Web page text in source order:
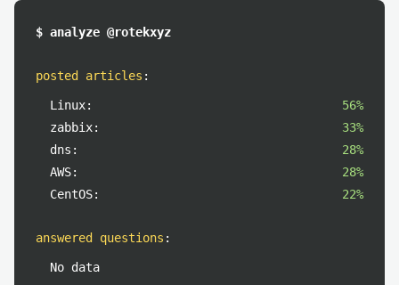
$ analyze @rotekxyz
posted articles :
Linux:
56%
zabbix:
33%
dns:
28%
AWS:
28%
CentOS:
22%
answered questions :
No data